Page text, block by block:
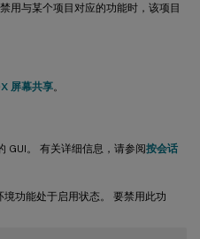
用与某个项目对应的功能时，该项目
屏幕共享。
GUI。 有关详细信息，请参阅按会话
功能处于启用状态。 要禁用此功